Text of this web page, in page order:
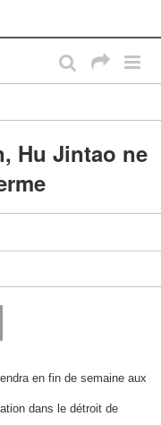
Hu Jintao ne
en fin de semaine aux
dans le détroit de